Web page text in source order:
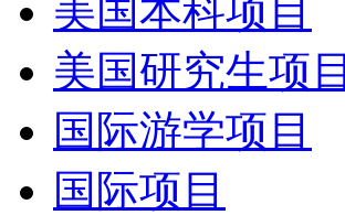
美国本科项目
美国研究生项目
国际游学项目
国际项目